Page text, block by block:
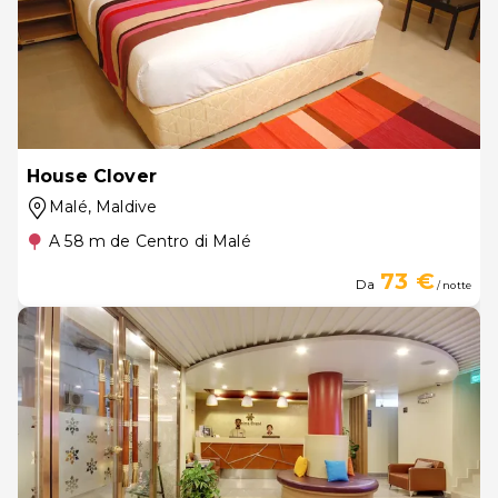
House Clover
Malé, Maldive
A 58 m de Centro di Malé
Da 73 €/ notte